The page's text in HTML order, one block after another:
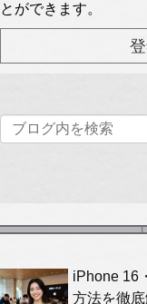
とができます。
iPhone 16
方法を徹底